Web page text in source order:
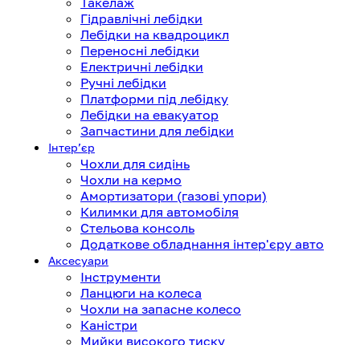
Гідравлічні лебідки
Лебідки на квадроцикл
Переносні лебідки
Електричні лебідки
Ручні лебідки
Платформи під лебідку
Лебідки на евакуатор
Запчастини для лебідки
Інтерʼєр
Чохли для сидінь
Чохли на кермо
Амортизатори (газові упори)
Килимки для автомобіля
Стельова консоль
Додаткове обладнання інтер'єру авто
Аксесуари
Інструменти
Ланцюги на колеса
Чохли на запасне колесо
Каністри
Мийки високого тиску